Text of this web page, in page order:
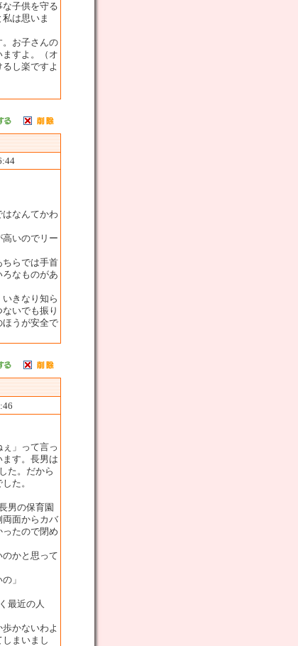
子供を守る
は思いま
お子さんの
すよ。（オ
し楽ですよ
なんてかわ
いのでリー
らでは手首
なものがあ
きなり知ら
いでも振り
うが安全で
」って言っ
す。長男は
た。だから
た。
男の保育園
面からカバ
たので閉め
かと思って
」
最近の人
かないわよ
まいまし